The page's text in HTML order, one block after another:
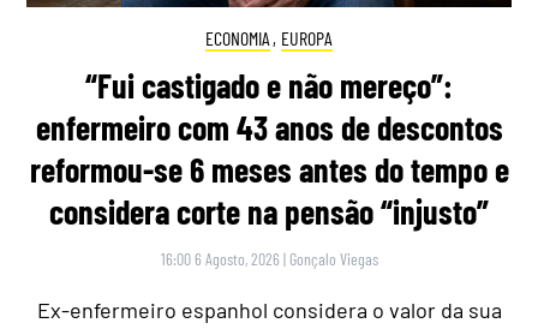
ECONOMIA , EUROPA
“Fui castigado e não mereço”:
enfermeiro com 43 anos de descontos
reformou-se 6 meses antes do tempo e
considera corte na pensão “injusto”
16:00 6 Agosto, 2026 | Gonçalo Viegas
Ex-enfermeiro espanhol considera o valor da sua